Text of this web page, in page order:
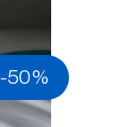
-50%